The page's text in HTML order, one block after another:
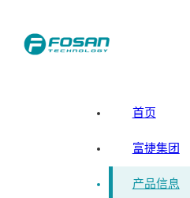
首页
富捷集团
产品信息